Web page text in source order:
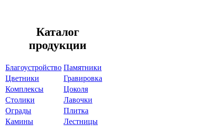
Каталог
продукции
Благоустройство Памятники
Цветники
Гравировка
Комплексы
Цоколя
Столики
Лавочки
Ограды
Плитка
Камины
Лестницы